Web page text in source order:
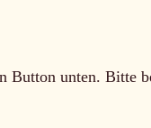
unten. Bitte